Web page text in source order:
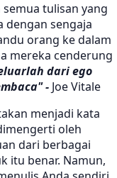
semua tulisan yang
dengan sengaja
orang ke dalam
mereka cenderung
dari ego
- Joe Vitale
menjadi kata
oleh
dari berbagai
itu benar. Namun,